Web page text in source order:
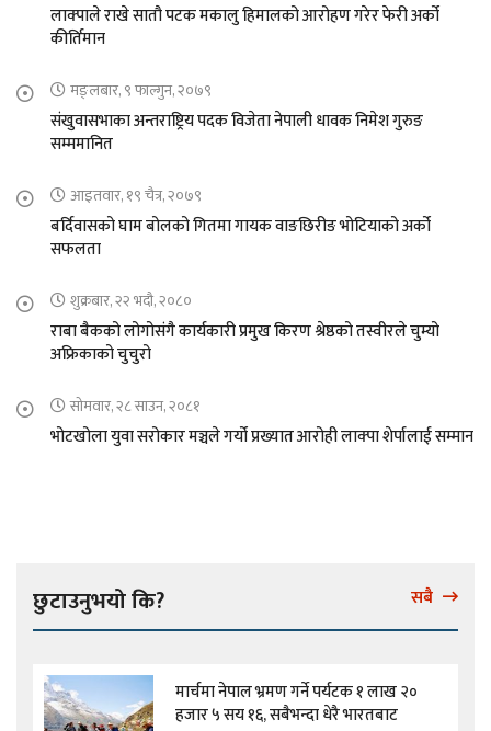
लाक्पाले राखे सातौ पटक मकालु हिमालको आरोहण गरेर फेरी अर्को
कीर्तिमान
मङ्लबार, ९ फाल्गुन, २०७९
संखुवासभाका अन्तराष्ट्रिय पदक विजेता नेपाली धावक निमेश गुरुङ
सम्ममानित
आइतवार, १९ चैत्र, २०७९
बर्दिवासको घाम बोलको गितमा गायक वाङछिरीङ भोटियाको अर्को
सफलता
शुक्रबार, २२ भदौ, २०८०
राबा बैकको लोगोसंगै कार्यकारी प्रमुख किरण श्रेष्ठको तस्वीरले चुम्यो
अफ्रिकाको चुचुरो
सोमवार, २८ साउन, २०८१
भोटखोला युवा सरोकार मञ्चले गर्यो प्रख्यात आरोही लाक्पा शेर्पालाई सम्मान
छुटाउनुभयो कि? सबै
मार्चमा नेपाल भ्रमण गर्ने पर्यटक १ लाख २०
हजार ५ सय १६, सबैभन्दा धेरै भारतबाट